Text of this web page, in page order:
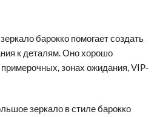
барокко помогает создать
к деталям. Оно хорошо
зонах ожидания, VIP-
зеркало в стиле барокко